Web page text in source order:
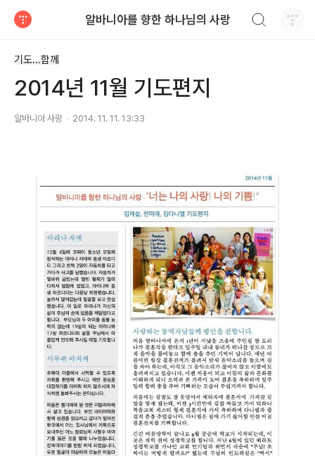
알바니아를 향한 하나님의 사랑
기도...함께
2014년 11월 기도편지
알바니아 사랑 2014. 11. 11. 13:33